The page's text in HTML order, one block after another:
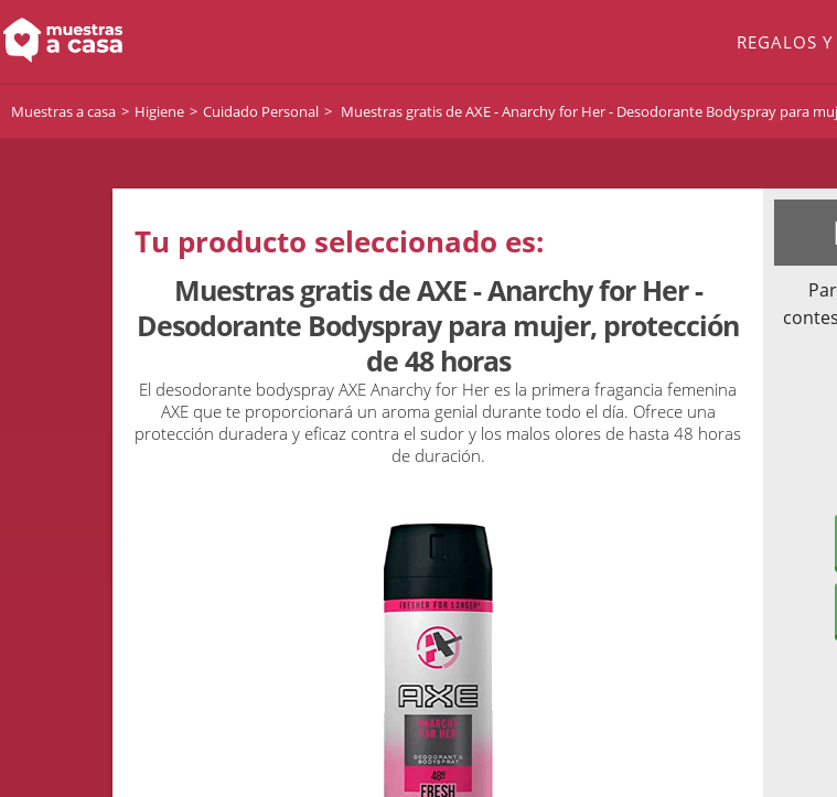
REGALOS
Muestras a casa Higiene Cuidado Personal Muestras gratis de AXE - Anarchy for Her - Desodorante Bodyspray para
Tu producto seleccionado es:
Muestras gratis de AXE - Anarchy for Her -
Desodorante Bodyspray para mujer, protección
de 48 horas
El desodorante bodyspray AXE Anarchy for Her es la primera fragancia femenina
AXE que te proporcionará un aroma genial durante todo el día. Ofrece una
protección duradera y eficaz contra el sudor y los malos olores de hasta 48 horas
de duración.